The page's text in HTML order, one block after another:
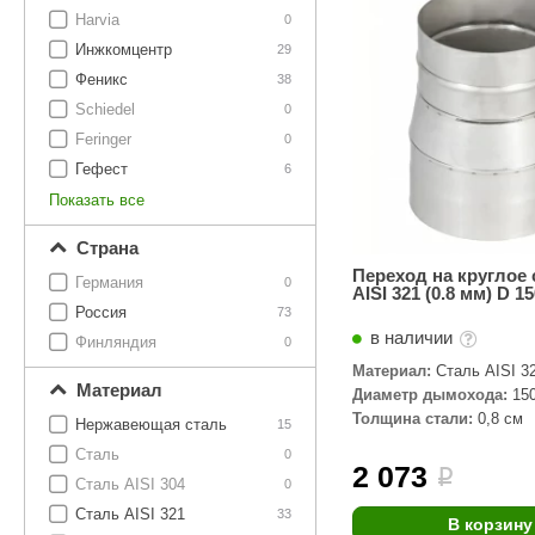
Двери для сауны
Аксессуары
Ароматерапия
Аудио/Акустика
Освещение
Дерево для бани
Плитка из камня
SPA-Технология Lacoform
Иди в Баню Composit
Spitzner Baneum
Mondex ASTON
Black Banya Баня
TechHolland
IKI Tulikivi
Blumenberg WDT
HygroMatik Schiedel
Kusaterm Craft
Klover Maestro
KERKES
0
Harvia
29
Инжкомцентр
38
Феникс
0
Schiedel
0
Feringer
6
Гефест
Показать все
Страна
0
Германия
73
Россия
0
Финляндия
Материал
15
Нержавеющая сталь
0
Сталь
0
Сталь AISI 304
33
Сталь AISI 321
Переход на круглое
AISI 321 (0.8 мм) D
в наличии
Материал: Сталь AISI
Диаметр дымохода:
Толщина стали: 0,8 см
2 073 i
В корзину